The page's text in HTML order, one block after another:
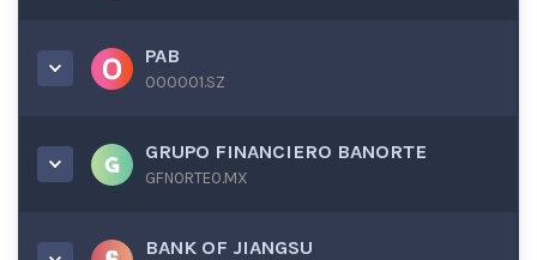
PAB
000001.SZ
GRUPO FINANCIERO BANORTE
GFNORTEO.MX
BANK OF JIANGSU